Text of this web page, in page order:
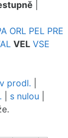
ORL PEL PRE
VEL VSE
prodl.
s nulou